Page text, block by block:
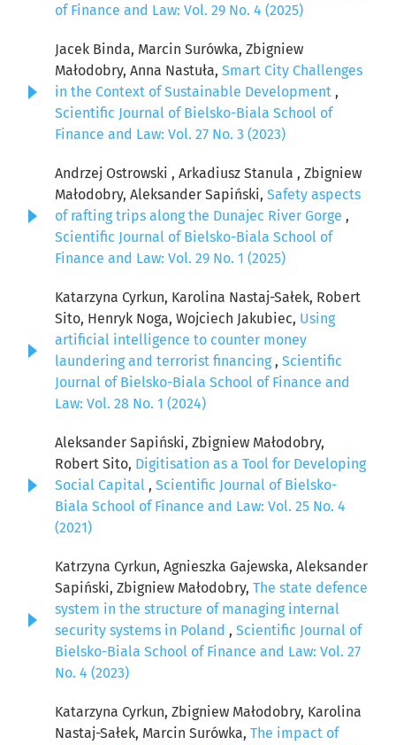
of Finance and Law: Vol. 29 No. 4 (2025)
Jacek Binda, Marcin Surówka, Zbigniew
Małodobry, Anna Nastuła, Smart City Challenges
in the Context of Sustainable Development ,
Scientific Journal of Bielsko-Biala School of
Finance and Law: Vol. 27 No. 3 (2023)
Andrzej Ostrowski , Arkadiusz Stanula , Zbigniew
Małodobry, Aleksander Sapiński, Safety aspects
of rafting trips along the Dunajec River Gorge ,
Scientific Journal of Bielsko-Biala School of
Finance and Law: Vol. 29 No. 1 (2025)
Katarzyna Cyrkun, Karolina Nastaj-Sałek, Robert
Sito, Henryk Noga, Wojciech Jakubiec, Using
artificial intelligence to counter money
laundering and terrorist financing, Scientific
Journal of Bielsko-Biala School of Finance and
Law: Vol. 28 No. 1 (2024)
Aleksander Sapiński, Zbigniew Małodobry,
Robert Sito, Digitisation as a Tool for Developing
Social Capital , Scientific Journal of Bielsko-
Biala School of Finance and Law: Vol. 25 No. 4
(2021)
Katrzyna Cyrkun, Agnieszka Gajewska, Aleksander
Sapiński, Zbigniew Małodobry, The state defence
system in the structure of managing internal
security systems in Poland , Scientific Journal of
Bielsko-Biala School of Finance and Law: Vol. 27
No. 4 (2023)
Katarzyna Cyrkun, Zbigniew Małodobry, Karolina
Nastaj-Sałek, Marcin Surówka, The impact of